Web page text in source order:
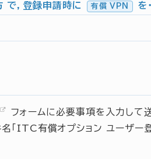
で，登録申請時に 有償 VPN を
フォームに必要事項を入力して
名「ITC有償オプション ユーザー